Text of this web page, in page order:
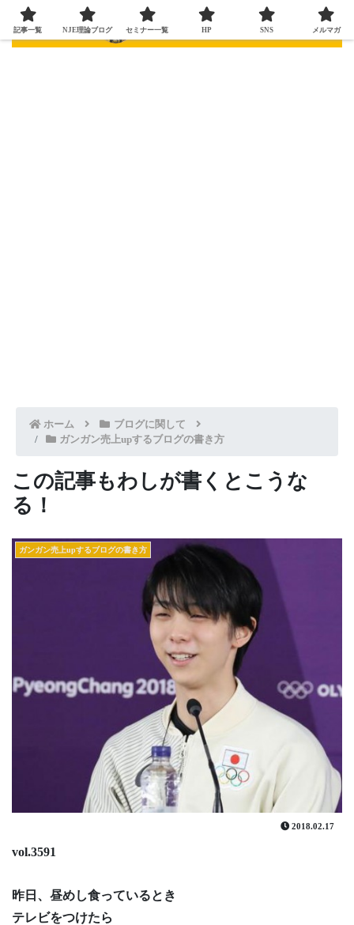
ホーム
ブログに関して
ガンガン売上upするブログの書き方
この記事もわしが書くとこうな
る！
ガンガン売上upするブログの書き方
2018.02.17
vol.3591
昨日、昼めし食っているとき
テレビをつけたら
記事一覧 NJE理論ブログ セミナー一覧 HP SNS メルマガ